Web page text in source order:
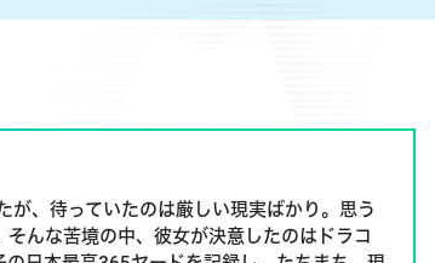
が、待っていたのは厳しい現実ばかり。思う
んな苦境の中、彼女が決意したのはドラコ